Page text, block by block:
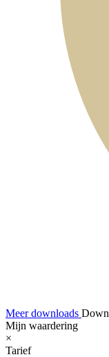
Meer downloads
Mijn waardering
×
Tarief